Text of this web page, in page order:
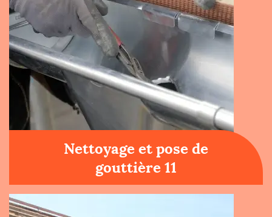
Nettoyage et pose de
gouttière 11